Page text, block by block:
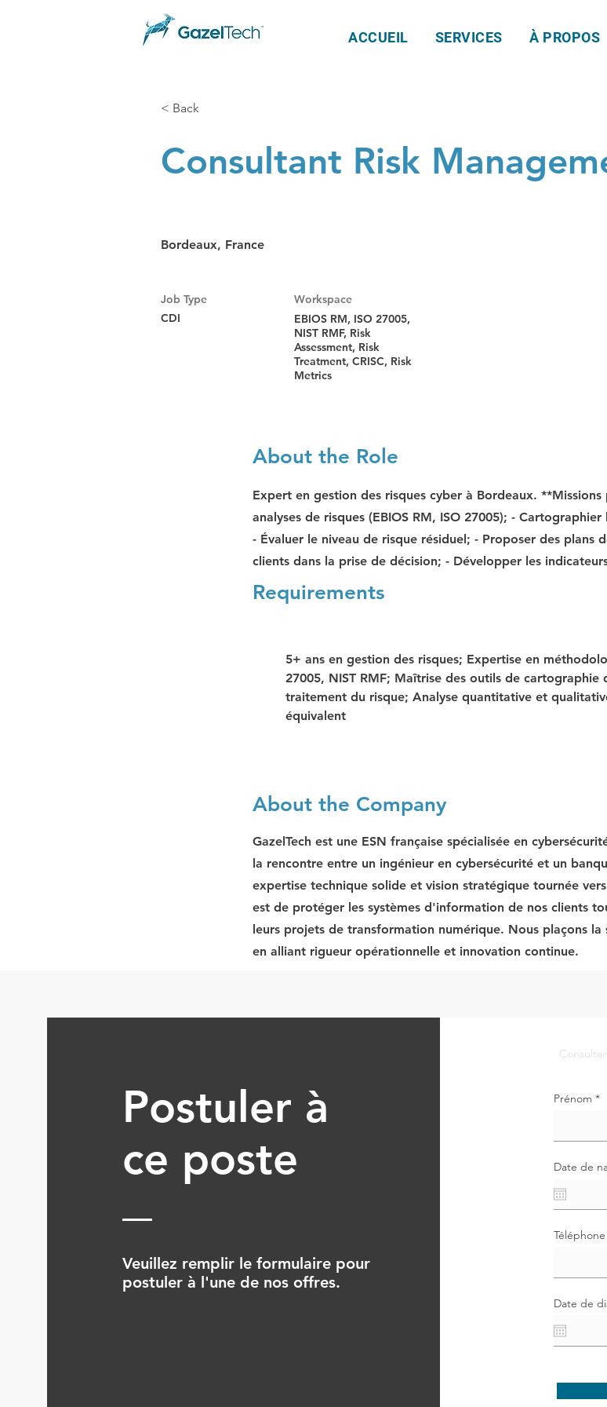
ACCUEIL SERVICES À PROPOS
< Back
Consultant Risk
Bordeaux, France
Job Type
CDI
Workspace
EBIOS RM, ISO 27005,
NIST RMF, Risk
Assessment, Risk
Treatment, CRISC, Risk
Metrics
About the Role
Expert en gestion des risques cyber à Bordeaux. **Missions
analyses de risques (EBIOS RM, ISO 27005); -
- Évaluer le niveau de risque résiduel; - Proposer des plans
clients dans la prise de décision; - Développer les
Requirements
5+ ans en gestion des risques; Expertise en
27005, NIST RMF; Maîtrise des outils de cartographie
traitement du risque; Analyse quantitative et
équivalent
About the Company
GazelTech est une ESN française spécialisée en
la rencontre entre un ingénieur en cybersécurité et un
expertise technique solide et vision stratégique tournée
est de protéger les systèmes d'information de nos clients
leurs projets de transformation numérique. Nous plaçons
en alliant rigueur opérationnelle et innovation continue.
Postuler à
ce poste
Veuillez remplir le formulaire pour
postuler à l'une de nos offres.
Prénom
Date de
Téléphone
Date de